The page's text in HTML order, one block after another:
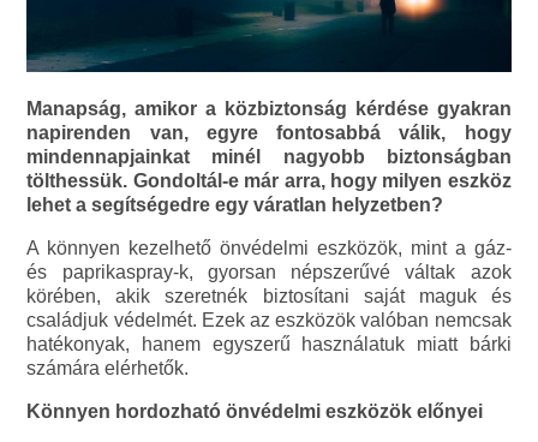
Manapság, amikor a közbiztonság kérdése gyakran
napirenden van, egyre fontosabbá válik, hogy
mindennapjainkat minél nagyobb biztonságban
tölthessük. Gondoltál-e már arra, hogy milyen eszköz
lehet a segítségedre egy váratlan helyzetben?
A könnyen kezelhető önvédelmi eszközök, mint a gáz-
és paprikaspray-k, gyorsan népszerűvé váltak azok
körében, akik szeretnék biztosítani saját maguk és
családjuk védelmét. Ezek az eszközök valóban nemcsak
hatékonyak, hanem egyszerű használatuk miatt bárki
számára elérhetők.
Könnyen hordozható önvédelmi eszközök előnyei